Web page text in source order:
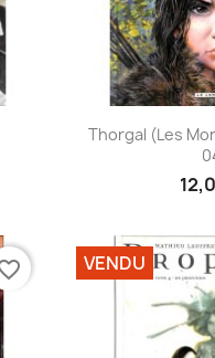

Thorgal (Les
VENDU